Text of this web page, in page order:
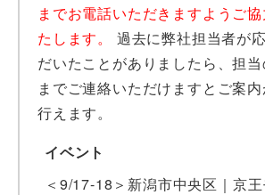
までお電話いただきますようご
たします。
過去に弊社担当者が
だいたことがありましたら、担
までご連絡いただけますとご案
行えます。
イベント
＜9/17-18＞新潟市中央区｜京